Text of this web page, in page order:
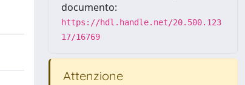
documento:
https://hdl.handle.net/20.500.123
17/16769
Attenzione